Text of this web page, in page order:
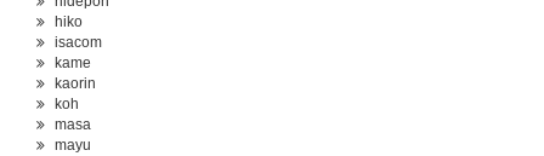
hiko
isacom
kame
kaorin
koh
masa
mayu